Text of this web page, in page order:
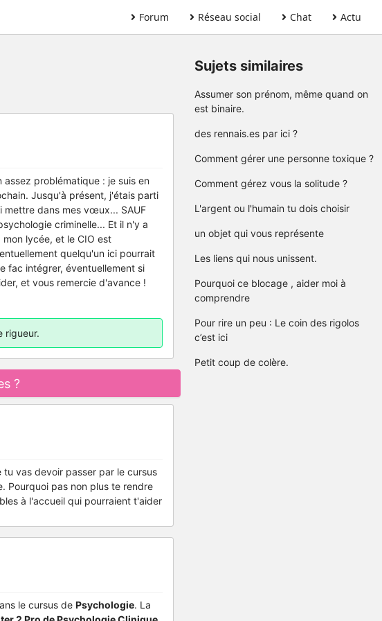
Forum Réseau social Chat Actu
problématique : je suis en
Jusqu'à présent, j'étais parti
mettre dans mes vœux... SAUF
criminelle... Et il n'y a
lycée, et le CIO est
quelqu'un ici pourrait
fac intégrer, éventuellement si
et vous remercie d'avance !
rigueur.
?
vas devoir passer par le cursus
Pourquoi pas non plus te rendre
à l'accueil qui pourraient t'aider
le cursus de Psychologie. La
Sujets similaires
Assumer son prénom, même quand on
est binaire.
des rennais.es par ici ?
Comment gérer une personne toxique ?
Comment gérez vous la solitude ?
L'argent ou l'humain tu dois choisir
un objet qui vous représente
Les liens qui nous unissent.
Pourquoi ce blocage , aider moi à
comprendre
Pour rire un peu : Le coin des rigolos
c’est ici
Petit coup de colère.